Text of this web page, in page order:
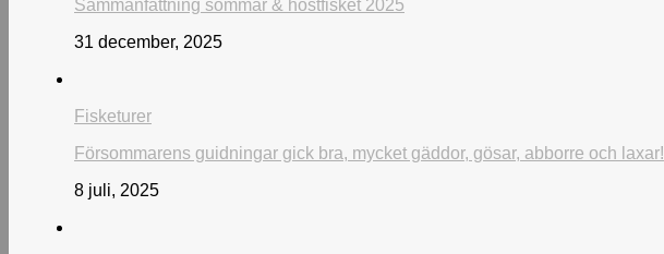
Sammanfattning sommar & höstfisket 2025
31 december, 2025
Fisketurer
Försommarens guidningar gick bra, mycket gäddor, gösar, abborre och laxar!
8 juli, 2025